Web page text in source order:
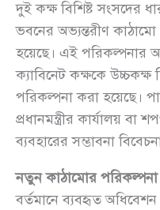
দুই কক্ষ বিশিষ্ট সংসদের
ভবনের অভ্যন্তরীণ
হয়েছে। এই পরিকল্পনার
ক্যাবিনেট কক্ষকে উচ্চকক্ষ
পরিকল্পনা করা হয়েছে।
প্রধানমন্ত্রীর কার্যালয় বা
ব্যবহারের সম্ভাবনা
নতুন কাঠামোর পরিকল্পনা
বর্তমানে ব্যবহৃত অধিবেশন